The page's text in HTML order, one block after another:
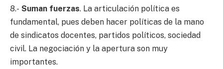
8.- Suman fuerzas. La articulación política es
fundamental, pues deben hacer políticas de la mano
de sindicatos docentes, partidos políticos, sociedad
civil. La negociación y la apertura son muy
importantes.